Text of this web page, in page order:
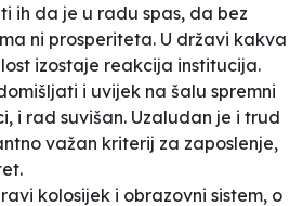
ih da je u radu spas, da bez
ni prosperiteta. U državi kakva
izostaje reakcija institucija.
i uvijek na šalu spremni
i rad suvišan. Uzaludan je i trud
važan kriterij za zaposlenje,
kolosijek i obrazovni sistem, o